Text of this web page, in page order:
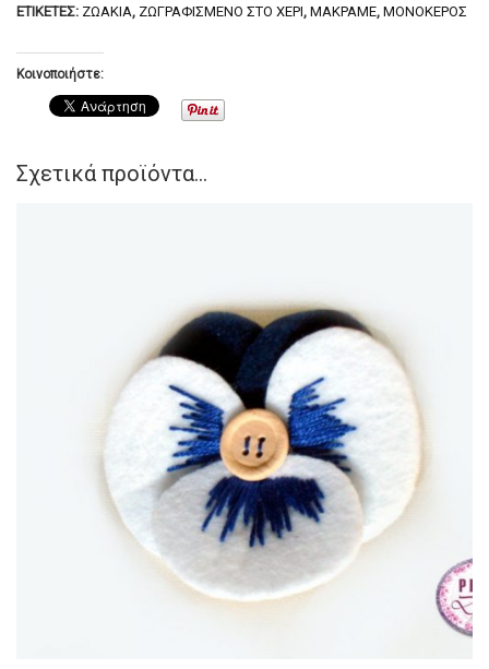
ΕΤΙΚΈΤΕΣ: ΖΩΆΚΙΑ, ΖΩΓΡΑΦΙΣΜΈΝΟ ΣΤΟ ΧΈΡΙ, ΜΑΚΡΑΜΈ, ΜΟΝΌΚΕΡΟΣ
Κοινοποιήστε:
Σχετικά προϊόντα...